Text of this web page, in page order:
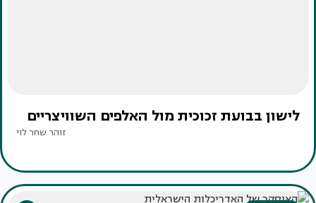
לישון בבועת זכוכית מול האלפים השוויצריים
זוהר שחר לוי